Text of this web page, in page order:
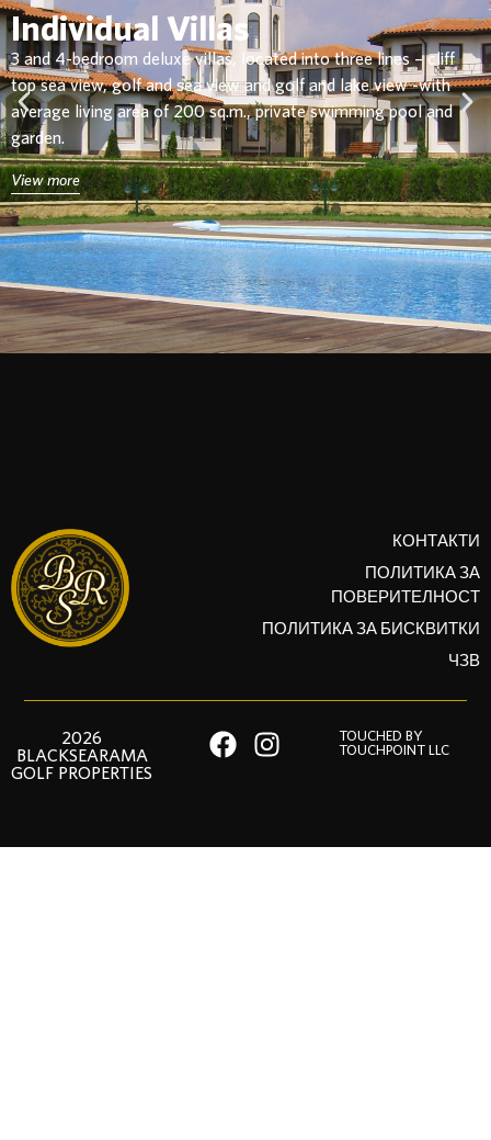
Individual Villas
3 and 4-bedroom deluxe villas, located into three lines – cliff
top sea view, golf and sea view and golf and lake view -with
average living area of 200 sq.m., private swimming pool and
garden.
View more
КОНТАКТИ
ПОЛИТИКА ЗА
ПОВЕРИТЕЛНОСТ
ПОЛИТИКА ЗА БИСКВИТКИ
ЧЗВ
2026
BLACKSEARAMA
GOLF PROPERTIES
TOUCHED BY
TOUCHPOINT LLC